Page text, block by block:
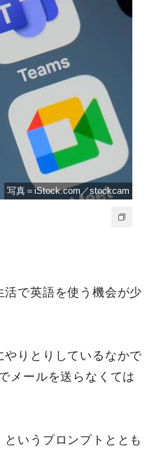
写真＝iStock.com／stockcam
で英語を使う機会が少
りとりしているなかで
メールを送らなくては
いうプロンプトととも